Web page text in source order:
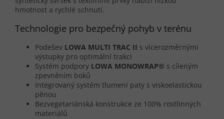
hmotnost a rychlé schnutí.
Technologie pro bezpečný pohyb v terénu
Podešev LOWA MULTI TRAC II s vícerozměrnými
výstupky pro optimální trakci
Systém podpory LOWA MONOWRAP® s cíleným
zpevněním boků
Integrovaný systém tlumení paty s viskoelastickou
pěnou
Bezvegetariánská konstrukce ze 100% rostlinných
materiálů